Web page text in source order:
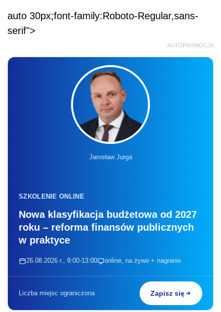
auto 30px;font-family:Roboto-Regular,sans-
serif">
AUTOPROMOCJA
Jarosław Jurga
SZKOLENIE ONLINE
Nowa klasyfikacja budżetowa od 2027
roku – reforma finansów publicznych
w praktyce
26.08.2026 r., 9:00-13:00 online, na żywo + nagranie
Liczba miejsc ograniczona Zapisz się